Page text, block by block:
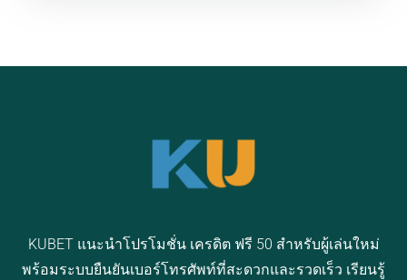
KUBET แนะนำโปรโมชั่น เครดิต ฟรี 50 สำหรับผู้เล่นใหม่
พร้อมระบบยืนยันเบอร์โทรศัพท์ที่สะดวกและรวดเร็ว เรียนรู้